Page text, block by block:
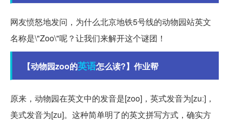
网友愤怒地发问，为什么北京地铁5号线的动物园站英文
名称是\"Zoo\"呢？让我们来解开这个谜团！
【动物园zoo的英语怎么读?】作业帮
原来，动物园在英文中的发音是[zoo]，英式发音为[zuː]，
美式发音为[zu]。这种简单明了的英文拼写方式，确实方